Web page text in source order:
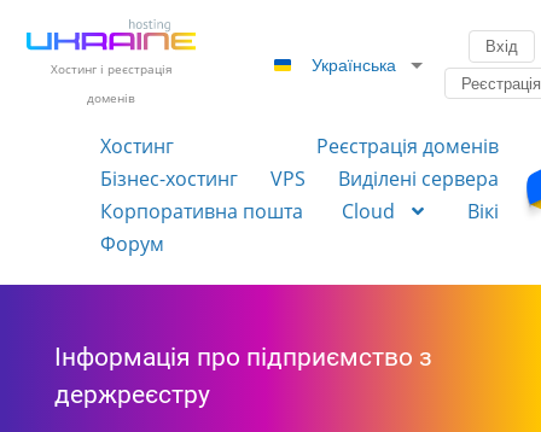
Хостинг і реєстрація
доменів
Українська
Вхід
Реєстрація
Хостинг
Реєстрація доменів
Бізнес-хостинг
VPS
Виділені сервера
Корпоративна пошта
Cloud
Вікі
Форум
Інформація про підприємство з
держреєстру